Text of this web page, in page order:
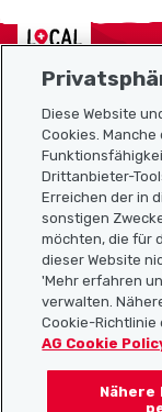
Localcities
Sitemap
Nützliche Links
Localcities App
Folgt uns auf:
Diese Website
Cookies.
Drittanbieter-
Erreichen der in
sonstigen
möchten, die für
dieser Website
'Mehr erfahren
verwalten.
Cookie-Richtlinie
AG Cookie